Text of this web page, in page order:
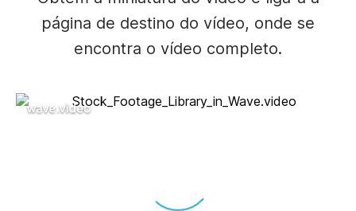
página de destino do vídeo, onde se
encontra o vídeo completo.